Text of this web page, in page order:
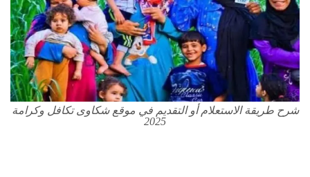
شرح طريقة الاستعلام أو التقديم في موقع شكاوى تكافل وكرامة
2025